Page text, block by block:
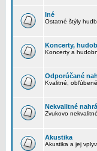
Iné
Ostatné štýly
Koncerty,
Koncerty a
Odporúčané
Kvalitné,
Nekvalitné
Zvukovo
Akustika
Akustika a jej